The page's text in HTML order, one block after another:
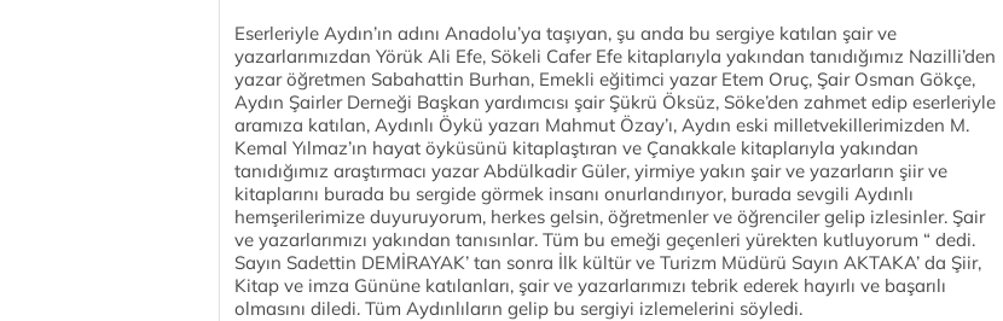
Eserleriyle Aydın’ın adını Anadolu’ya taşıyan, şu anda bu sergiye katılan şair ve
yazarlarımızdan Yörük Ali Efe, Sökeli Cafer Efe kitaplarıyla yakından tanıdığımız Nazilli’den
yazar öğretmen Sabahattin Burhan, Emekli eğitimci yazar Etem Oruç, Şair Osman Gökçe,
Aydın Şairler Derneği Başkan yardımcısı şair Şükrü Öksüz, Söke’den zahmet edip eserleriyle
aramıza katılan, Aydınlı Öykü yazarı Mahmut Özay’ı, Aydın eski milletvekillerimizden M.
Kemal Yılmaz’ın hayat öyküsünü kitaplaştıran ve Çanakkale kitaplarıyla yakından
tanıdığımız araştırmacı yazar Abdülkadir Güler, yirmiye yakın şair ve yazarların şiir ve
kitaplarını burada bu sergide görmek insanı onurlandırıyor, burada sevgili Aydınlı
hemşerilerimize duyuruyorum, herkes gelsin, öğretmenler ve öğrenciler gelip izlesinler. Şair
ve yazarlarımızı yakından tanısınlar. Tüm bu emeği geçenleri yürekten kutluyorum “ dedi.
Sayın Sadettin DEMİRAYAK’ tan sonra İlk kültür ve Turizm Müdürü Sayın AKTAKA’ da Şiir,
Kitap ve imza Gününe katılanları, şair ve yazarlarımızı tebrik ederek hayırlı ve başarılı
olmasını diledi. Tüm Aydınlıların gelip bu sergiyi izlemelerini söyledi.